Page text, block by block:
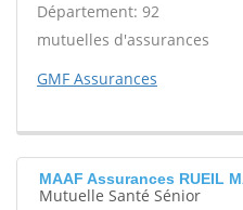
Département: 92
mutuelles d'assurances
GMF Assurances
MAAF Assurances RUEIL
Mutuelle Santé Sénior